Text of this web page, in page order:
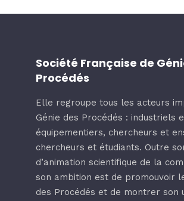
Société Française de
Procédés
Elle regroupe tous les acteurs
Génie des Procédés : industriels
équipementiers, chercheurs et
chercheurs et étudiants. Outre
d’animation scientifique de la
son ambition est de promouvoir
des Procédés et de montrer son